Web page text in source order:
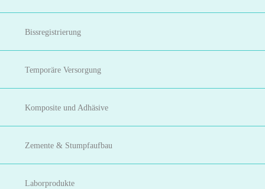
Bissregistrierung
Temporäre Versorgung
Komposite und Adhäsive
Zemente & Stumpfaufbau
Laborprodukte